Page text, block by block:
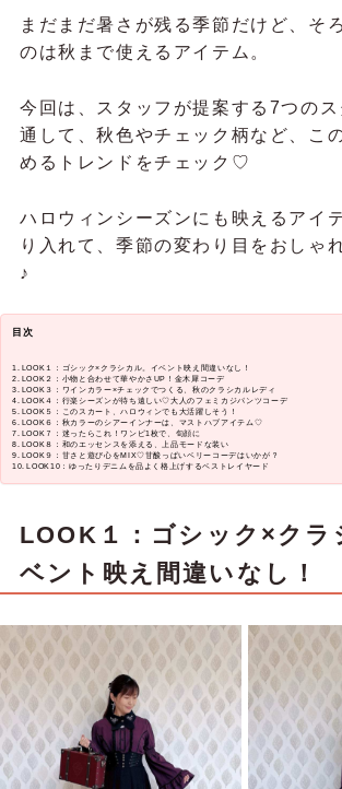
まだまだ暑さが残る季節だけど、そ
のは秋まで使えるアイテム。
今回は、スタッフが提案する7つのス
通して、秋色やチェック柄など、こ
めるトレンドをチェック♡
ハロウィンシーズンにも映えるアイ
り入れて、季節の変わり目をおしゃ
♪
目次
LOOK１：ゴシック×クラシカル。イベント映え間違いなし！
LOOK２：小物と合わせて華やかさUP！金木犀コーデ
LOOK３：ワインカラー×チェックでつくる、秋のクラシカルレディ
LOOK４：行楽シーズンが待ち遠しい♡大人のフェミカジパンツコーデ
LOOK５：このスカート、ハロウィンでも大活躍しそう！
LOOK６：秋カラーのシアーインナーは、マストハブアイテム♡
LOOK７：迷ったらこれ！ワンピ1枚で、旬顔に
LOOK８：和のエッセンスを添える、上品モードな装い
LOOK９：甘さと遊び心をMIX♡甘酸っぱいベリーコーデはいかが？
LOOK10：ゆったりデニムを品よく格上げするベストレイヤード
LOOK１：ゴシック×クラ
ベント映え間違いなし！